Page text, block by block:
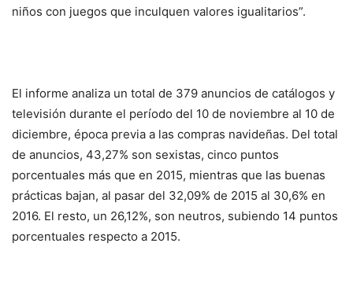
niños con juegos que inculquen valores igualitarios”.
El informe analiza un total de 379 anuncios de catálogos y
televisión durante el período del 10 de noviembre al 10 de
diciembre, época previa a las compras navideñas. Del total
de anuncios, 43,27% son sexistas, cinco puntos
porcentuales más que en 2015, mientras que las buenas
prácticas bajan, al pasar del 32,09% de 2015 al 30,6% en
2016. El resto, un 26,12%, son neutros, subiendo 14 puntos
porcentuales respecto a 2015.